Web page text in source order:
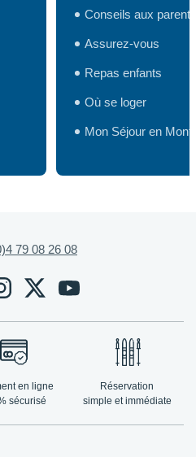
Conseils aux parents
Assurez-vous
Repas enfants
Où se loger
Mon Séjour en
79 08 26 08
en ligne
sécurisé
Réservation
simple et immédiate